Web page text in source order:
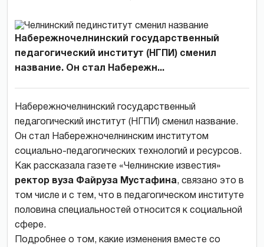
Набережночелнинский государственный
педагогический институт (НГПИ) сменил
название. Он стал Набережн...
Набережночелнинский государственный
педагогический институт (НГПИ) сменил название.
Он стал Набережночелнинским институтом
социально-педагогических технологий и ресурсов.
Как рассказала газете «Челнинские известия»
ректор вуза Файруза Мустафина, связано это в
том числе и с тем, что в педагогическом институте
половина специальностей относится к социальной
сфере.
Подробнее о том, какие изменения вместе со